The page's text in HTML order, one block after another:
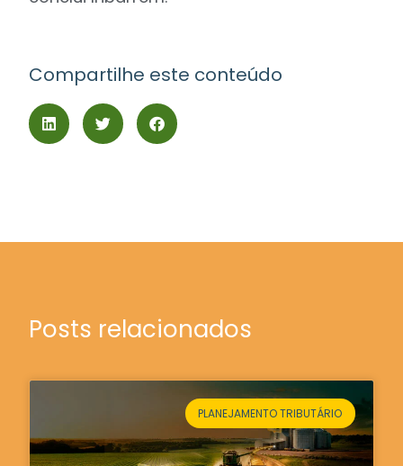
Compartilhe este conteúdo
Posts relacionados
PLANEJAMENTO TRIBUTÁRIO